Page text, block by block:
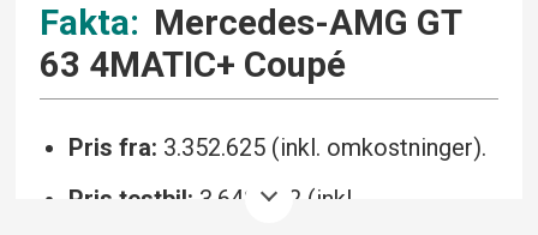
Mercedes-AMG GT
63 4MATIC+ Coupé
Pris fra: 3.352.625 (inkl. omkostninger).
Pris testbil: 3.642.552 (inkl.